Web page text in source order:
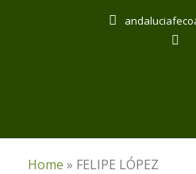
Home » FELIPE LÓPEZ